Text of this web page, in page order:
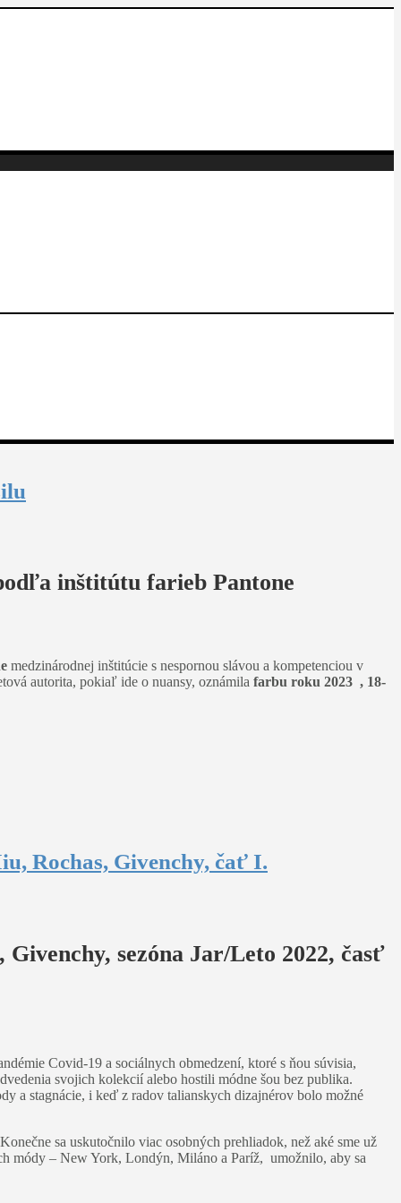
inštitútu farieb Pantone
medzinárodnej inštitúcie s nespornou slávou a kompetenciou v
autorita, pokiaľ ide o nuansy, oznámila farbu roku 2023 , 18-
Rochas, Givenchy, čať I.
sezóna Jar/Leto 2022, časť
Covid-19 a sociálnych obmedzení, ktoré s ňou súvisia,
svojich kolekcií alebo hostili módne šou bez publika.
a stagnácie, i keď z radov talianskych dizajnérov bolo možné
sa uskutočnilo viac osobných prehliadok, než aké sme už
módy – New York, Londýn, Miláno a Paríž, umožnilo, aby sa